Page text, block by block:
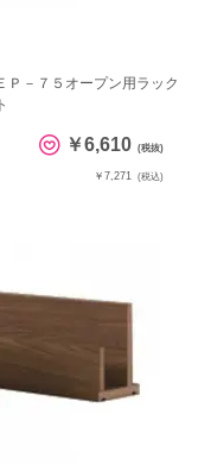
Ｐ－７５オープン用ラック
￥6,610 (税抜)
￥7,271 (税込)